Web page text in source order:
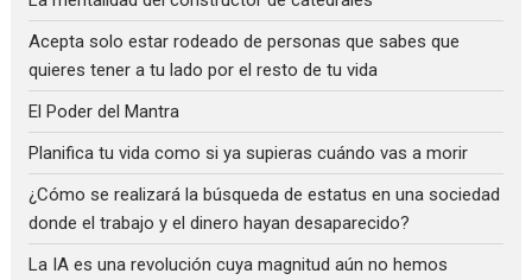
Acepta solo estar rodeado de personas que sabes que
quieres tener a tu lado por el resto de tu vida
El Poder del Mantra
Planifica tu vida como si ya supieras cuándo vas a morir
¿Cómo se realizará la búsqueda de estatus en una sociedad
donde el trabajo y el dinero hayan desaparecido?
La IA es una revolución cuya magnitud aún no hemos